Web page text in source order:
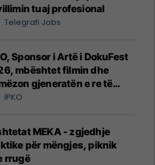
tuaj profesional
Telegrafi Jobs
Sponsor i Artë i DokuFest
mbështet filmin dhe
gjeneratën e re të
IPKO
MEKA - zgjedhje
për mëngjes, piknik
rrugë